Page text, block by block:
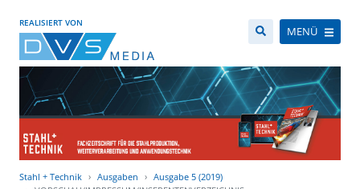
REALISIERT VON
MENÜ
Stahl + Technik Ausgaben
Ausgabe 5 (2019)